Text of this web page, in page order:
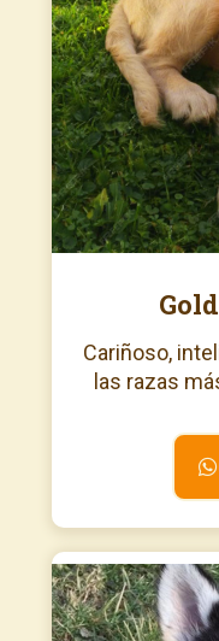
Cariñoso,
las razas